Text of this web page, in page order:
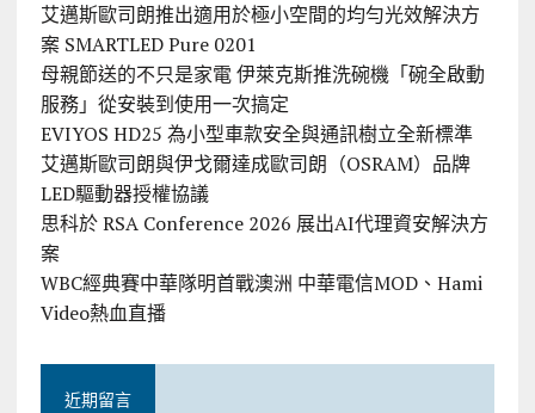
艾邁斯歐司朗推出適用於極小空間的均勻光效解決方
案 SMARTLED Pure 0201
母親節送的不只是家電 伊萊克斯推洗碗機「碗全啟動
服務」從安裝到使用一次搞定
EVIYOS HD25 為小型車款安全與通訊樹立全新標準
艾邁斯歐司朗與伊戈爾達成歐司朗（OSRAM）品牌
LED驅動器授權協議
思科於 RSA Conference 2026 展出AI代理資安解決方
案
WBC經典賽中華隊明首戰澳洲 中華電信MOD、Hami
Video熱血直播
近期留言